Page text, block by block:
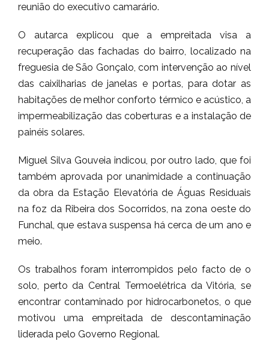
reunião do executivo camarário.
O autarca explicou que a empreitada visa a
recuperação das fachadas do bairro, localizado na
freguesia de São Gonçalo, com intervenção ao nível
das caixilharias de janelas e portas, para dotar as
habitações de melhor conforto térmico e acústico, a
impermeabilização das coberturas e a instalação de
painéis solares.
Miguel Silva Gouveia indicou, por outro lado, que foi
também aprovada por unanimidade a continuação
da obra da Estação Elevatória de Águas Residuais
na foz da Ribeira dos Socorridos, na zona oeste do
Funchal, que estava suspensa há cerca de um ano e
meio.
Os trabalhos foram interrompidos pelo facto de o
solo, perto da Central Termoelétrica da Vitória, se
encontrar contaminado por hidrocarbonetos, o que
motivou uma empreitada de descontaminação
liderada pelo Governo Regional.